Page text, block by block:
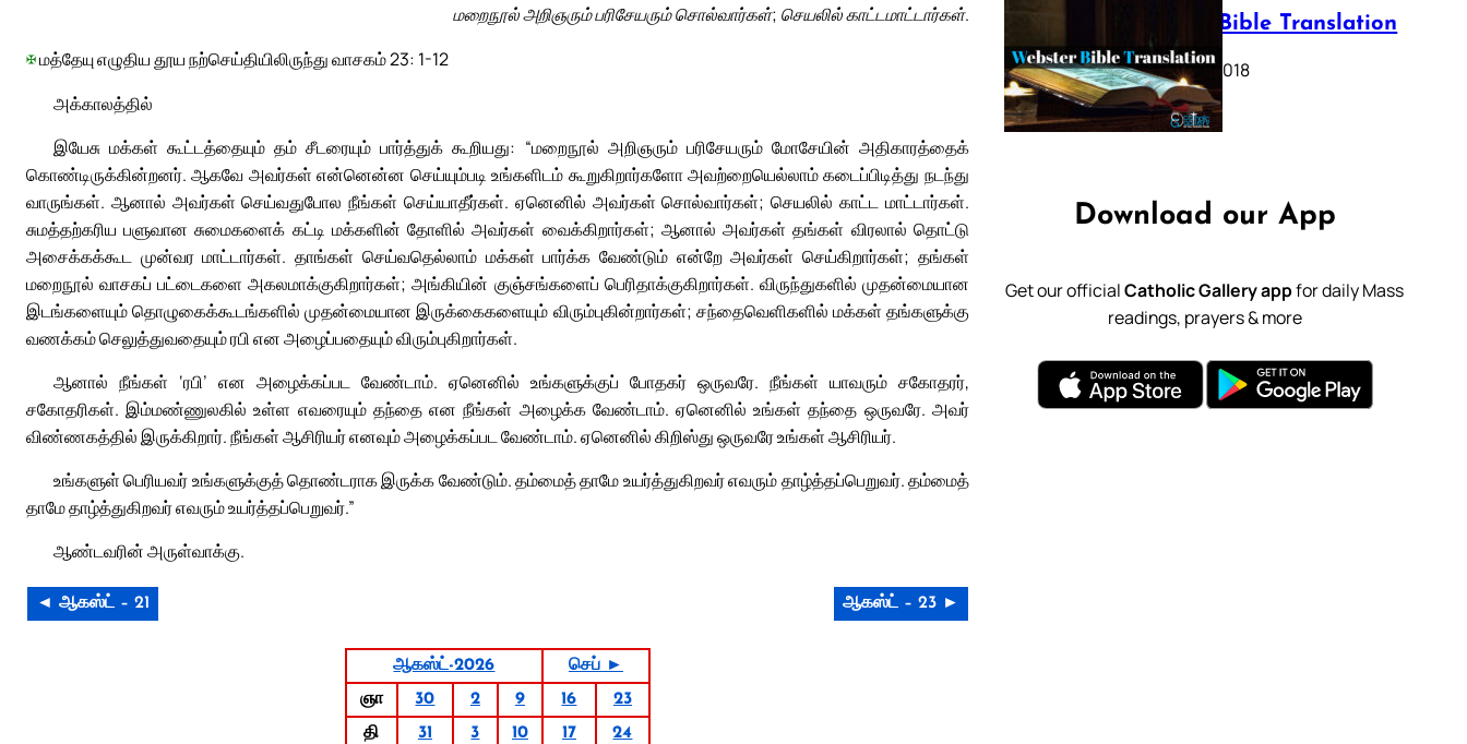
மறைநூல் அறிஞரும் பரிசேயரும் சொல்வார்கள்; செயலில் காட்டமாட்டார்கள்.
✠மத்தேயு எழுதிய தூய நற்செய்தியிலிருந்து வாசகம் 23: 1-12
அக்காலத்தில்
இயேசு மக்கள் கூட்டத்தையும் தம் சீடரையும் பார்த்துக் கூறியது: “மறைநூல் அறிஞரும் பரிசேயரும் மோசேயின் அதிகாரத்தைக்
கொண்டிருக்கின்றனர். ஆகவே அவர்கள் என்னென்ன செய்யும்படி உங்களிடம் கூறுகிறார்களோ அவற்றையெல்லாம் கடைப்பிடித்து நடந்து
வாருங்கள். ஆனால் அவர்கள் செய்வதுபோல நீங்கள் செய்யாதீர்கள். ஏனெனில் அவர்கள் சொல்வார்கள்; செயலில் காட்ட மாட்டார்கள்.
சுமத்தற்கரிய பளுவான சுமைகளைக் கட்டி மக்களின் தோளில் அவர்கள் வைக்கிறார்கள்; ஆனால் அவர்கள் தங்கள் விரலால் தொட்டு
அசைக்கக்கூட முன்வர மாட்டார்கள். தாங்கள் செய்வதெல்லாம் மக்கள் பார்க்க வேண்டும் என்றே அவர்கள் செய்கிறார்கள்; தங்கள்
மறைநூல் வாசகப் பட்டைகளை அகலமாக்குகிறார்கள்; அங்கியின் குஞ்சங்களைப் பெரிதாக்குகிறார்கள். விருந்துகளில் முதன்மையான
இடங்களையும் தொழுகைக்கூடங்களில் முதன்மையான இருக்கைகளையும் விரும்புகின்றார்கள்; சந்தைவெளிகளில் மக்கள் தங்களுக்கு
வணக்கம் செலுத்துவதையும் ரபி என அழைப்பதையும் விரும்புகிறார்கள்.
ஆனால் நீங்கள் ‘ரபி’ என அழைக்கப்பட வேண்டாம். ஏனெனில் உங்களுக்குப் போதகர் ஒருவரே. நீங்கள் யாவரும் சகோதரர்,
சகோதரிகள். இம்மண்ணுலகில் உள்ள எவரையும் தந்தை என நீங்கள் அழைக்க வேண்டாம். ஏனெனில் உங்கள் தந்தை ஒருவரே. அவர்
விண்ணகத்தில் இருக்கிறார். நீங்கள் ஆசிரியர் எனவும் அழைக்கப்பட வேண்டாம். ஏனெனில் கிறிஸ்து ஒருவரே உங்கள் ஆசிரியர்.
உங்களுள் பெரியவர் உங்களுக்குத் தொண்டராக இருக்க வேண்டும். தம்மைத் தாமே உயர்த்துகிறவர் எவரும் தாழ்த்தப்பெறுவர். தம்மைத்
தாமே தாழ்த்துகிறவர் எவரும் உயர்த்தப்பெறுவர்.”
ஆண்டவரின் அருள்வாக்கு.
◄ ஆகஸ்ட் – 21 ஆகஸ்ட் – 23 ►
ஆகஸ்ட்-2026
செப் ►
ஞா
30 2 9 16
23
தி
31 3 10 17
24
Webster Bible Translation
October 11, 2018
Download our App
Get our officialCatholic Gallery appfor daily Mass
readings, prayers & more